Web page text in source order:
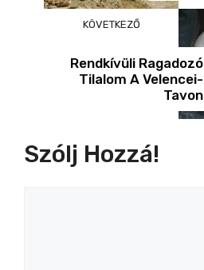
KÖVETKEZŐ
Rendkívüli Ragadozó
Tilalom A Velencei-
Tavon
Szólj Hozzá!